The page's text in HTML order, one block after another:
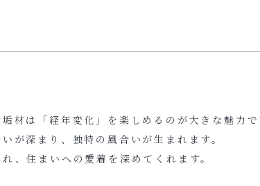
材は「経年変化」を楽しめるのが大きな魅力
が深まり、独特の風合いが生まれます。
、住まいへの愛着を深めてくれます。